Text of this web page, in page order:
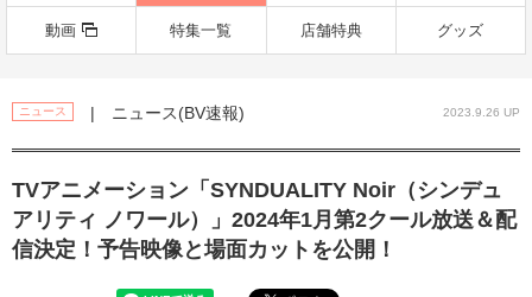
動画 特集一覧 店舗特典 グッズ
ニュース | ニュース(BV速報) 2023.9.26 UP
TVアニメーション「SYNDUALITY Noir（シンデュ
アリティ ノワール）」2024年1月第2クール放送＆配
信決定！予告映像と場面カットを公開！